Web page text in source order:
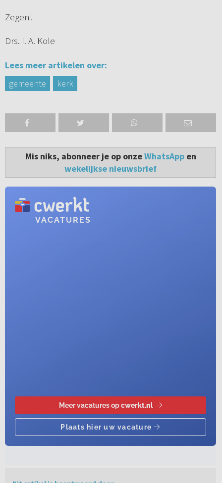
Zegen!
Drs. I. A. Kole
Lees meer artikelen over:
gemeente
kerk
Mis niks, abonneer je op onzeWhatsAppen
wekelijkse nieuwsbrief